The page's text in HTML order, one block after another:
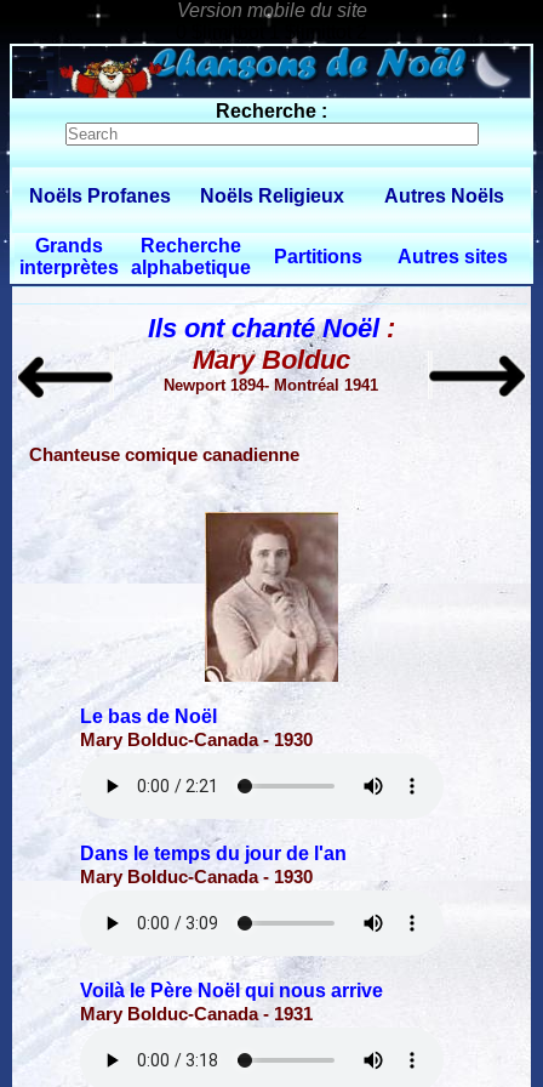
0 $limitbot 1 $limittot 2
Recherche :
Noëls Profanes Noëls Religieux Autres Noëls
Grands
interprètes
Recherche
alphabetique
Partitions Autres sites
Ils ont chanté Noël:
Mary Bolduc
Newport 1894- Montréal 1941
Chanteuse comique canadienne
Le bas de Noël
Mary Bolduc-Canada - 1930
Dans le temps du jour de l'an
Mary Bolduc-Canada - 1930
Voilà le Père Noël qui nous arrive
Mary Bolduc-Canada - 1931